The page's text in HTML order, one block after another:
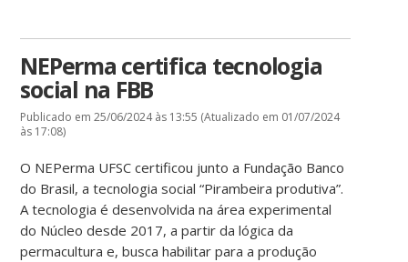
NEPerma certifica tecnologia
social na FBB
Publicado em 25/06/2024 às 13:55 (Atualizado em 01/07/2024
às 17:08)
O NEPerma UFSC certificou junto a Fundação Banco
do Brasil, a tecnologia social “Pirambeira produtiva”.
A tecnologia é desenvolvida na área experimental
do Núcleo desde 2017, a partir da lógica da
permacultura e, busca habilitar para a produção